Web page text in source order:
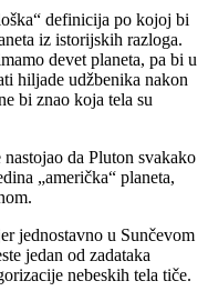
definicija po kojoj bi
iz istorijskih razloga.
devet planeta, pa bi u
hiljade udžbenika nakon
bi znao koja tela su
da Pluton svakako
„američka“ planeta,
jednostavno u Sunčevom
jedan od zadataka
nebeskih tela tiče.